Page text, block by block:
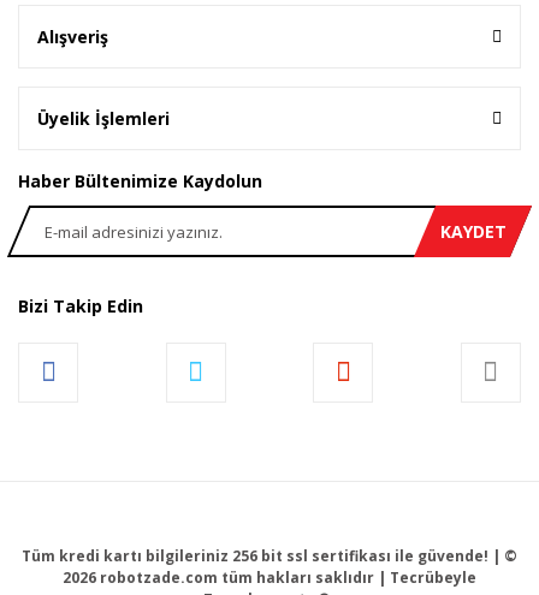
Alışveriş
Üyelik İşlemleri
Haber Bültenimize Kaydolun
KAYDET
Bizi Takip Edin
Tüm kredi kartı bilgileriniz 256 bit ssl sertifikası ile güvende! | ©
2026 robotzade.com tüm hakları saklıdır | Tecrübeyle